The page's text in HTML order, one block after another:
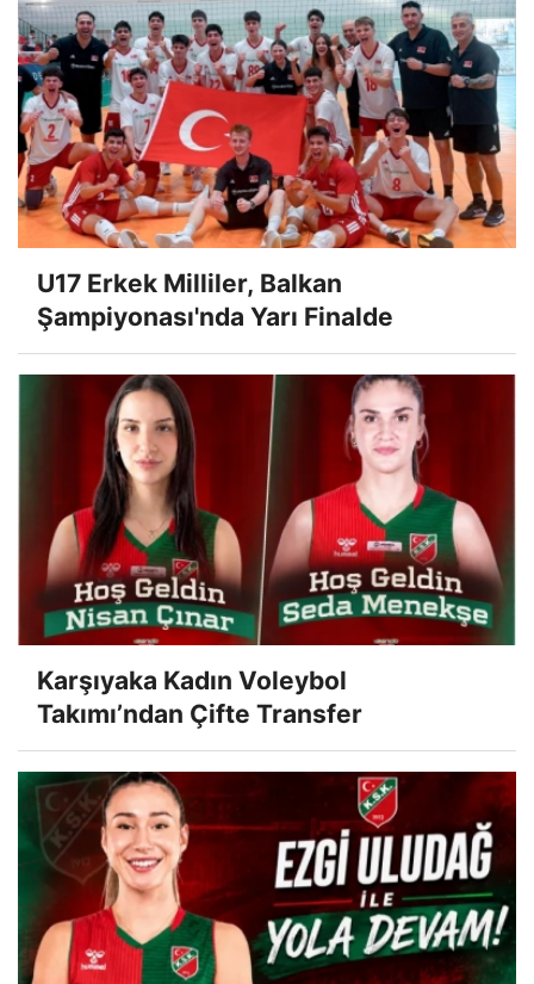
U17 Erkek Milliler, Balkan
Şampiyonası'nda Yarı Finalde
Karşıyaka Kadın Voleybol
Takımı’ndan Çifte Transfer